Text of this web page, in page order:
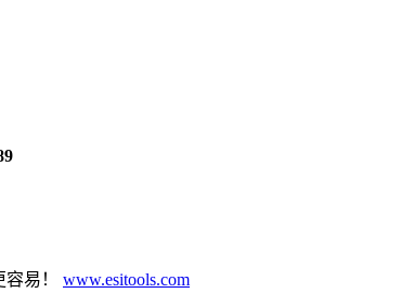
易！ www.esitools.com